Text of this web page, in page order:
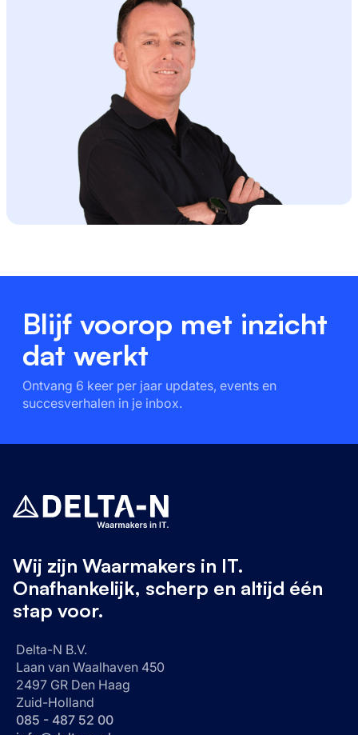
Blijf voorop met inzicht
dat werkt
Ontvang 6 keer per jaar updates, events en
succesverhalen in je inbox.
Wij zijn Waarmakers in IT.
Onafhankelijk, scherp en altijd één
stap voor.
Delta-N B.V.
Laan van Waalhaven 450
2497 GR Den Haag
Zuid-Holland
085 - 487 52 00